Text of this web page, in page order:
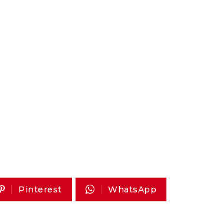
Pinterest WhatsApp